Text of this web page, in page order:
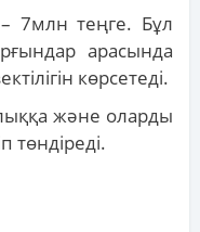
7млн теңге. Бұл
арасында
көрсетеді.
және оларды
төндіреді.